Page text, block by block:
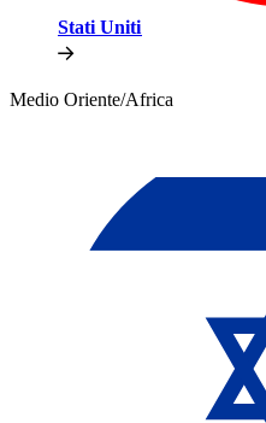
Stati Uniti​​
Medio Oriente/Africa​​